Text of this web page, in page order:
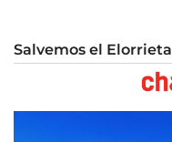
Salvemos el Elorrieta